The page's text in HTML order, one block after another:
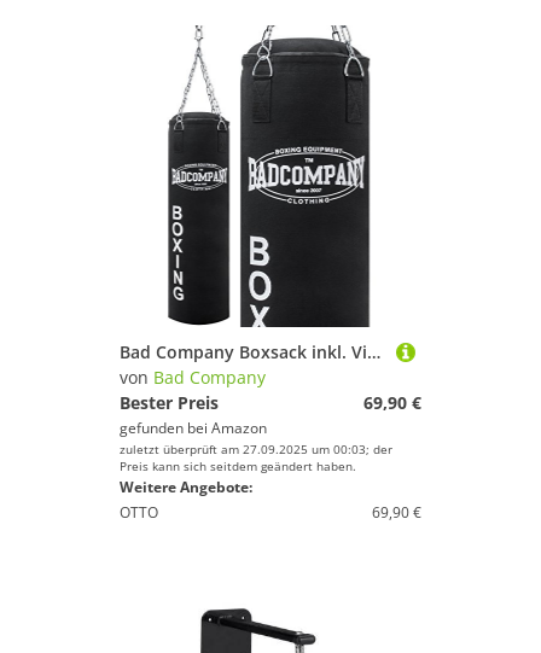
Bad Company Boxsack inkl. Vierpunkt Stahlkette I Canvas Punchingsack, gefüllt I 80 x 30 cm
von Bad Company
Bester Preis
69,90 €
gefunden bei Amazon
zuletzt überprüft am 27.09.2025 um 00:03; der
Preis kann sich seitdem geändert haben.
Weitere Angebote:
OTTO
69,90 €